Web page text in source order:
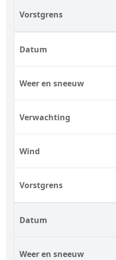
Vorstgrens
Datum
Weer en sneeuw
Verwachting
Wind
Vorstgrens
Datum
Weer en sneeuw